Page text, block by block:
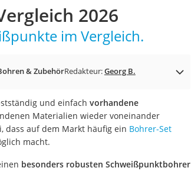
Akku-Rasenmäher
Türschloss
2 Innengeräte
2026
im Vergleich.
& ZubehörRedakteur:Georg B.
und einfach vorhandene
Materialien wieder voneinander
dass auf dem Markt häufig ein Bohrer-Set
macht.
besonders robusten Schweißpunktbohrer